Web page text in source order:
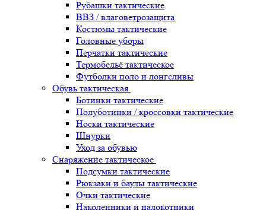
Рубашки тактические
ВВЗ / влаговетрозащита
Костюмы тактические
Головные уборы
Перчатки тактические
Термобельё тактическое
Футболки поло и лонгсливы
Обувь тактическая
Ботинки тактические
Полуботинки / кроссовки тактические
Носки тактические
Шнурки
Уход за обувью
Снаряжение тактическое
Подсумки тактические
Рюкзаки и баулы тактические
Очки тактические
Наколенники и налокотники